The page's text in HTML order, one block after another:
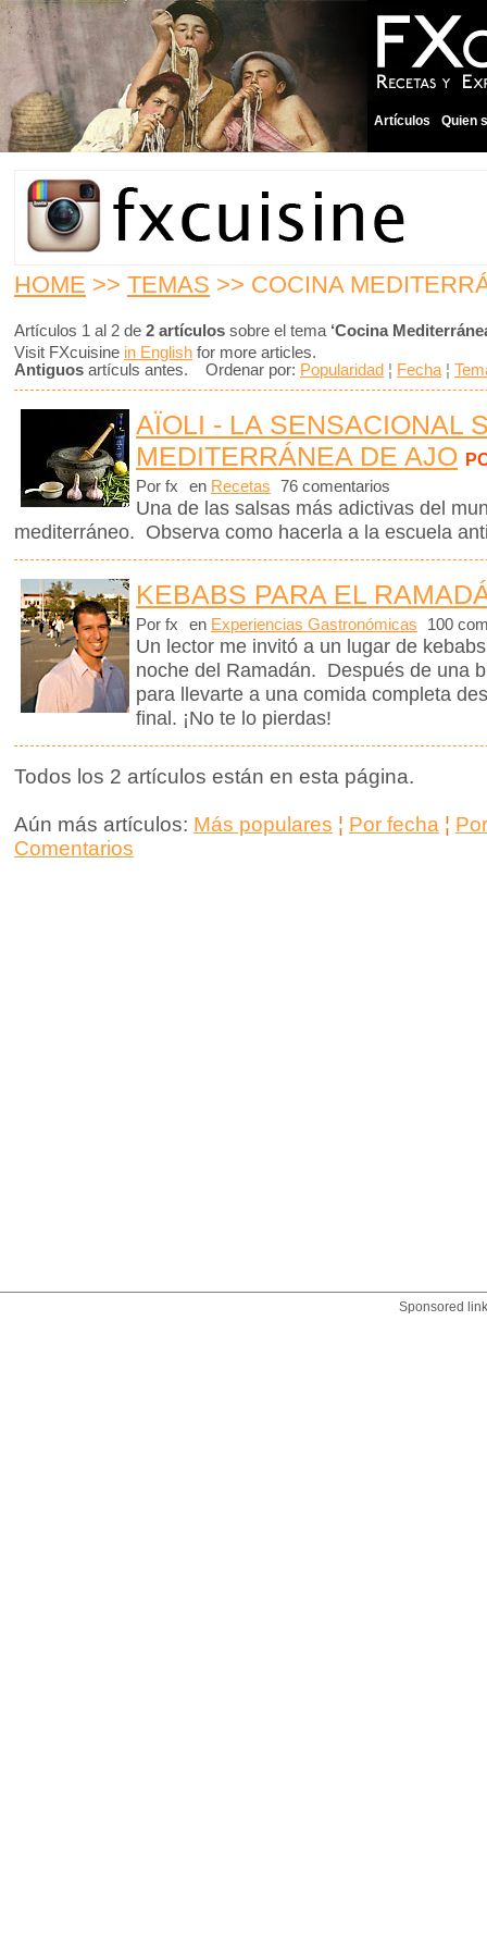
Artículos Quien
HOME >> TEMAS >> COCINA
Artículos 1 al 2 de 2 artículos sobre el tema ‘Cocina
Visit FXcuisine in English for more articles.
Antiguos artículs antes. Ordenar por: Popularidad ¦ Fecha ¦
AÏOLI - LA SENSACIONAL
MEDITERRÁNEA DE AJO
Por fx en Recetas 76 comentarios
Una de las salsas más adictivas del
mediterráneo. Observa como hacerla a la escuela
KEBABS PARA EL
Por fx en Experiencias Gastronómicas 100
Un lector me invitó a un lugar de
noche del Ramadán. Después de una
para llevarte a una comida completa
final. ¡No te lo pierdas!
Todos los 2 artículos están en esta página.
Aún más artículos: Más populares ¦ Por fecha ¦
Comentarios
Sponsored